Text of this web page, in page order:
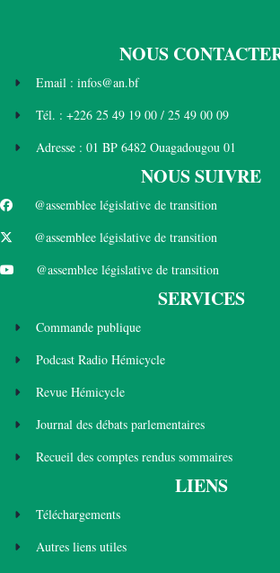
NOUS
Email : infos@an.bf
Tél. : +226 25 49 19 00 / 25 49 00 09
Adresse : 01 BP 6482 Ouagadougou 01
NOUS SUIVRE
@assemblee législative de transition
@assemblee législative de transition
@assemblee législative de transition
SERVICES
Commande publique
Podcast Radio Hémicycle
Revue Hémicycle
Journal des débats parlementaires
Recueil des comptes rendus sommaires
LIENS
Téléchargements
Autres liens utiles